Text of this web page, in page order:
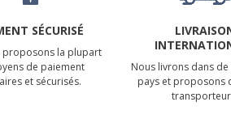
SÉCURISÉ
proposons la plupart
de paiement
et sécurisés.
Nous livrons dans
pays et proposons